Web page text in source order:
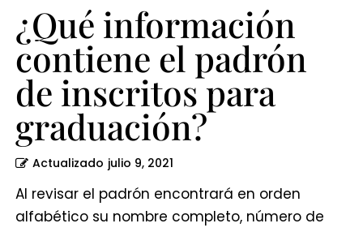
¿Qué información
contiene el padrón
de inscritos para
graduación?
Actualizado julio 9, 2021
Al revisar el padrón encontrará en orden
alfabético su nombre completo, número de